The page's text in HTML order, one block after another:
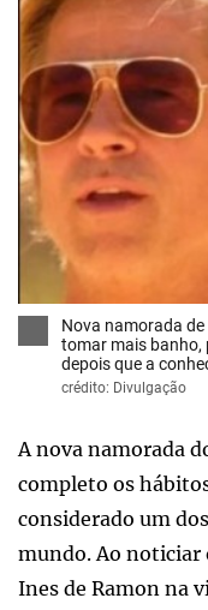
Nova namorada
tomar mais banho,
depois que a
crédito: Divulgação
A nova namorada
completo os
considerado um
mundo. Ao noticiar
Ines de Ramon na